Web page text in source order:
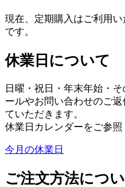
現在、定期購入はご利用
です。
休業日について
日曜・祝日・年末年始・
ールやお問い合わせのご
ていただきます。
休業日カレンダーをご参照
今月の休業日
ご注文方法につ